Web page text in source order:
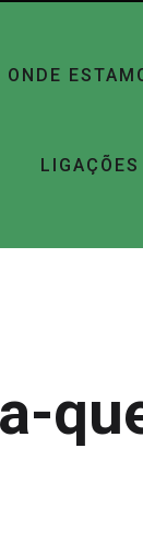
ONDE
LIGAÇÕES